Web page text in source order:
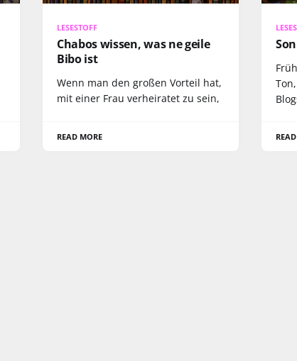
LESESTOFF
Chabos wissen, was ne geile
Bibo ist
Wenn man den großen Vorteil hat,
mit einer Frau verheiratet zu sein,
READ MORE